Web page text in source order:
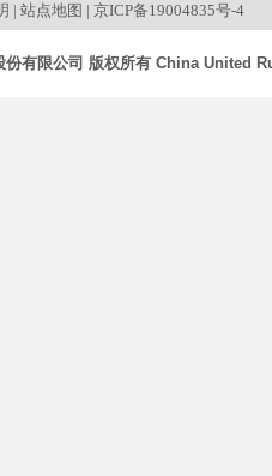
| 站点地图 | 京ICP备19004835号-4
份有限公司 版权所有 China United